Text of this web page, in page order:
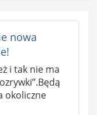
nowa
i tak nie ma
okoliczne